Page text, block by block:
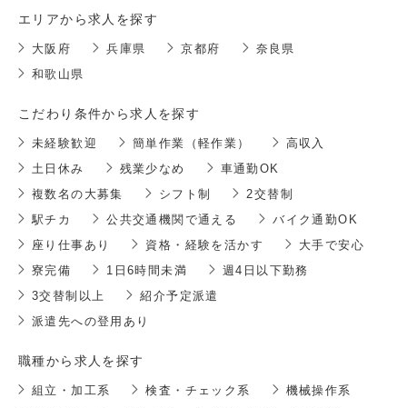
エリアから求人を探す
大阪府 兵庫県 京都府
奈良県
和歌山県
こだわり条件から求人を探す
未経験歓迎 簡単作業（軽作業）
高収入
土日休み
残業少なめ
車通勤OK
複数名の大募集
シフト制
2交替制
駅チカ
公共交通機関で通える
バイク通勤OK
座り仕事あり
資格・経験を活かす
大手で安心
寮完備
1日6時間未満
週4日以下勤務
3交替制以上
紹介予定派遣
派遣先への登用あり
職種から求人を探す
組立・加工系 検査・チェック系
機械操作系